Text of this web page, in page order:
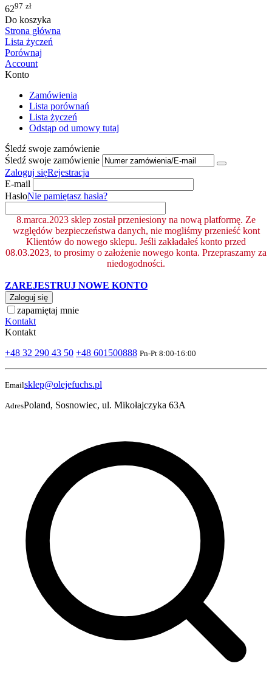
6297 zł
Do koszyka
Strona główna
Lista życzeń
Porównaj
Account
Konto
Zamówienia
Lista porównań
Lista życzeń
Odstąp od umowy tutaj
Śledź swoje zamówienie
Śledź swoje zamówienie
Zaloguj sięRejestracja
E-mail
HasłoNie pamiętasz hasła?
8.marca.2023 sklep został przeniesiony na nową platformę. Ze
względów bezpieczeństwa danych, nie mogliśmy przenieść kont
Klientów do nowego sklepu. Jeśli zakładałeś konto przed
08.03.2023, to prosimy o założenie nowego konta. Przepraszamy za
niedogodności.
ZAREJESTRUJ NOWE KONTO
Zaloguj się
zapamiętaj mnie
Kontakt
Kontakt
+48 32 290 43 50 +48 601500888 Pn-Pt 8:00-16:00
Emailsklep@olejefuchs.pl
AdresPoland, Sosnowiec, ul. Mikołajczyka 63A